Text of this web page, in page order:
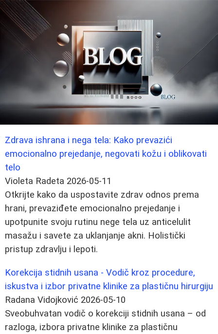
Zdrava ishrana i nega tela: Kako prevazići
emocionalno prejedanje, negovati kožu i oblikovati
telo
Violeta Radeta 2026-05-11
Otkrijte kako da uspostavite zdrav odnos prema
hrani, prevaziđete emocionalno prejedanje i
upotpunite svoju rutinu nege tela uz anticelulit
masažu i savete za uklanjanje akni. Holistički
pristup zdravlju i lepoti.
Korekcija stidnih usana - Vodič kroz procedure,
iskustva i izbor privatne klinike za plastičnu hirurgiju
Radana Vidojković 2026-05-10
Sveobuhvatan vodič o korekciji stidnih usana – od
razloga, izbora privatne klinike za plastičnu